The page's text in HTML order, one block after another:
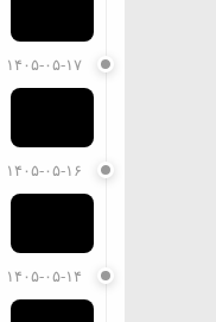
۱۴۰۵-۰۵-۱۷
۱۴۰۵-۰۵-۱۶
۱۴۰۵-۰۵-۱۴